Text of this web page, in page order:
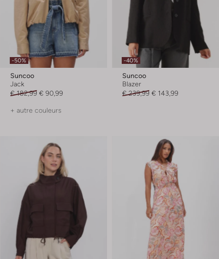
-50%
Suncoo
Jack
€ 182,99 € 90,99
+ autre couleurs
-40%
Suncoo
Blazer
€ 239,99 € 143,99